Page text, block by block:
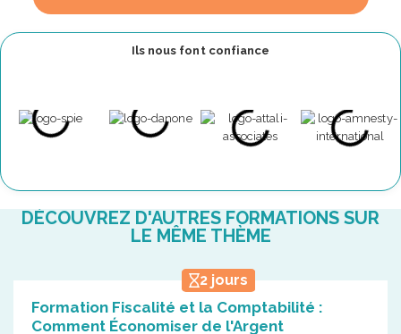
Ils nous font confiance
DÉCOUVREZ D'AUTRES FORMATIONS SUR
LE MÊME THÈME
2 jours
Formation Fiscalité et la Comptabilité :
Comment Économiser de l'Argent